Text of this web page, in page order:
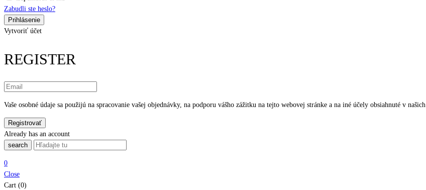
Zabudli ste heslo?
Vytvoriť účet
REGISTER
Vaše osobné údaje sa použijú na spracovanie vašej objednávky, na podporu vášho zážitku na tejto webovej stránke a na iné účely obsiahnuté v našich
Already has an account
search
0
Close
Cart (0)